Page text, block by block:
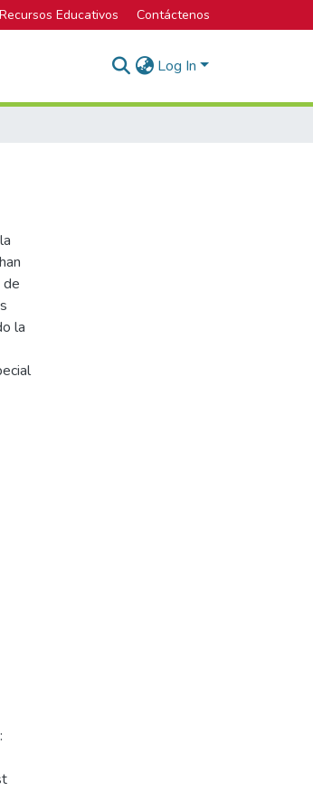
Recursos Educativos Contáctenos
Log In
la